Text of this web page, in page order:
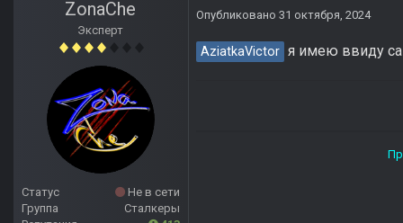
ZonaChe
Эксперт
Статус
Не в сети
Группа
Сталкеры
Опубликовано 31 октября, 2024
AziatkaVictor я имею ввиду
Прямой дороги тебе,